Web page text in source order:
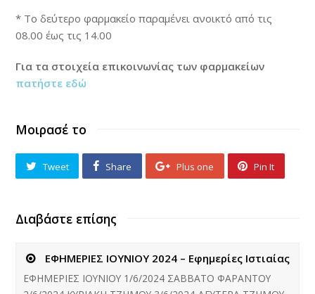
* Το δεύτερο φαρμακείο παραμένει ανοικτό από τις
08.00 έως τις 14.00
Για τα στοιχεία επικοινωνίας των φαρμακείων
πατήστε εδώ
Μοιρασέ το
Tweet Share Plus one Pin It
Διαβάστε επίσης
ΕΦΗΜΕΡΙΕΣ ΙΟΥΝΙΟΥ 2024 – Εφημερίες Ιστιαίας
ΕΦΗΜΕΡΙΕΣ ΙΟΥΝΙΟΥ 1/6/2024 ΣΑΒΒΑΤΟ ΦΑΡΑΝΤΟΥ